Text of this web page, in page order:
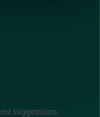
suggestions.